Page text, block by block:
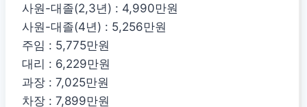
사원-대졸(2,3년) : 4,990만원
사원-대졸(4년) : 5,256만원
주임 : 5,775만원
대리 : 6,229만원
과장 : 7,025만원
차장 : 7,899만원